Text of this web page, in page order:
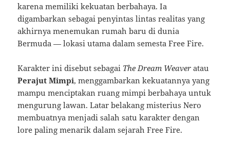
karena memiliki kekuatan berbahaya. Ia
digambarkan sebagai penyintas lintas realitas yang
akhirnya menemukan rumah baru di dunia
Bermuda — lokasi utama dalam semesta Free Fire.
Karakter ini disebut sebagai The Dream Weaver atau
Perajut Mimpi, menggambarkan kekuatannya yang
mampu menciptakan ruang mimpi berbahaya untuk
mengurung lawan. Latar belakang misterius Nero
membuatnya menjadi salah satu karakter dengan
lore paling menarik dalam sejarah Free Fire.